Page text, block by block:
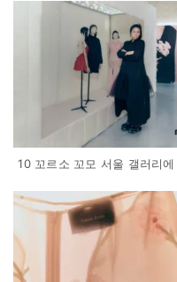
10 꼬르소 꼬모 서울 갤러리